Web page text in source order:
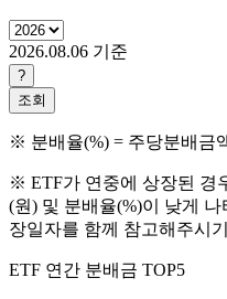
2026.08.06 기준
?
조회
※ 분배율(%) = 주당분배금
※ ETF가 연중에 상장된 경
(원) 및 분배율(%)이 낮게
장일자를 함께 참고해주시
ETF 연간 분배금 TOP5